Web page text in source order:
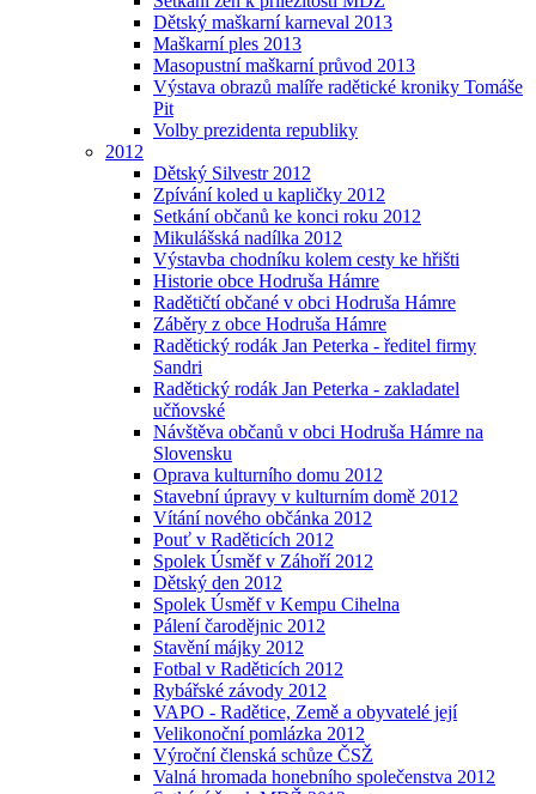
Dětský maškarní karneval 2013
Maškarní ples 2013
Masopustní maškarní průvod 2013
Výstava obrazů malíře radětické kroniky Tomáše
Pit
Volby prezidenta republiky
2012
Dětský Silvestr 2012
Zpívání koled u kapličky 2012
Setkání občanů ke konci roku 2012
Mikulášská nadílka 2012
Výstavba chodníku kolem cesty ke hřišti
Historie obce Hodruša Hámre
Radětičtí občané v obci Hodruša Hámre
Záběry z obce Hodruša Hámre
Radětický rodák Jan Peterka - ředitel firmy
Sandri
Radětický rodák Jan Peterka - zakladatel
učňovské
Návštěva občanů v obci Hodruša Hámre na
Slovensku
Oprava kulturního domu 2012
Stavební úpravy v kulturním domě 2012
Vítání nového občánka 2012
Pouť v Raděticích 2012
Spolek Úsměf v Záhoří 2012
Dětský den 2012
Spolek Úsměf v Kempu Cihelna
Pálení čarodějnic 2012
Stavění májky 2012
Fotbal v Raděticích 2012
Rybářské závody 2012
VAPO - Radětice, Země a obyvatelé její
Velikonoční pomlázka 2012
Výroční členská schůze ČSŽ
Valná hromada honebního společenstva 2012